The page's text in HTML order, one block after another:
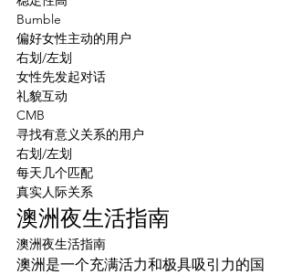
Bumble
偏好女性主动的用户
右划/左划
女性先发起对话
礼貌互动
CMB
寻找有意义关系的用户
右划/左划
每天几个匹配
真实人际关系
澳洲夜生活指南
澳洲夜生活指南
澳洲是一个充满活力和极具吸引力的国